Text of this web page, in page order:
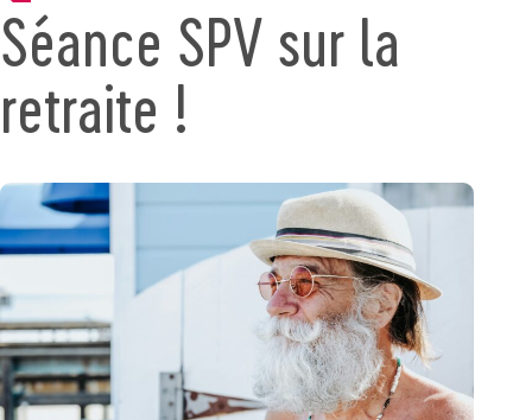
Séance SPV sur la
retraite !